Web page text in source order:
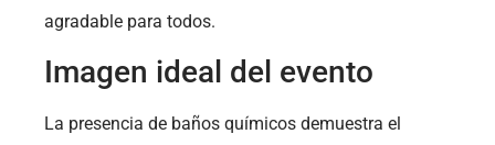
agradable para todos.
Imagen ideal del evento
La presencia de baños químicos demuestra el